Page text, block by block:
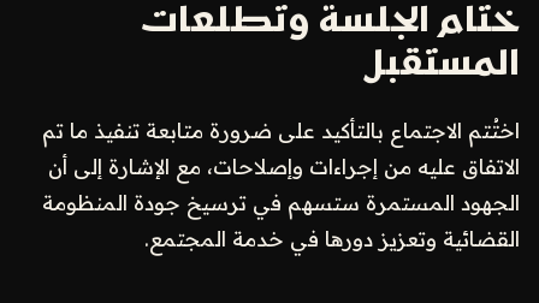
ختام الجلسة وتطلعات
المستقبل
اختُتم الاجتماع بالتأكيد على ضرورة متابعة تنفيذ ما تم
الاتفاق عليه من إجراءات وإصلاحات، مع الإشارة إلى أن
الجهود المستمرة ستسهم في ترسيخ جودة المنظومة
القضائية وتعزيز دورها في خدمة المجتمع.